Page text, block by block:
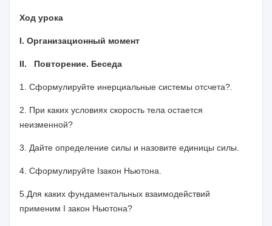
Ход урока
I. Организационный момент
II. Повторение. Беседа
1. Сформулируйте инерциальные системы отсчета?.
2. При каких условиях скорость тела остается
неизменной?
3. Дайте определение силы и назовите единицы силы.
4. Сформулируйте Iзакон Ньютона.
5.Для каких фундаментальных взаимодействий
применим I закон Нью­тона?